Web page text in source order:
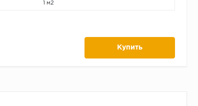
1 м2
Купить